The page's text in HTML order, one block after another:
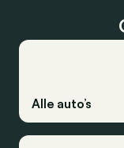
Alle auto’s